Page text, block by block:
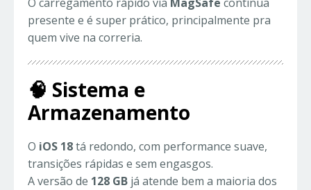
presente e é super prático, principalmente pra
quem vive na correria.
🧠 Sistema e
Armazenamento
O iOS 18tá redondo, com performance suave,
transições rápidas e sem engasgos.
A versão de 128 GB já atende bem a maioria dos